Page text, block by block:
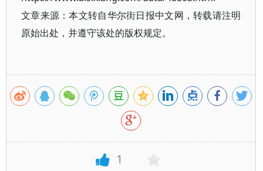
文章来源：本文转自华尔街日报中文网，转载请注明
原始出处，并遵守该处的版权规定。
1